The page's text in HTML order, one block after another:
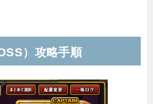
）攻略手順